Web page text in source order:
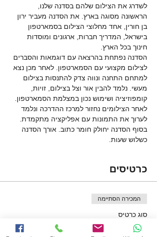
לשדרג את הצילום שלהם בסדנה שלנו,
הראשונה מסוגה בארץ. את הסדנה מעביר ירון
בן חורין, אחד מחלוצי הצילום בסמארטפון
בישראל, המדריך חברות, ארגונים ומוסדות
חינוך בכל הארץ.
הסדנה נפתחת בהרצאה עם דוגמאות והסברים
לצילום מקצועי עם הסמארטפון. לאחר מכן נצא
למתחם התחנה ונווה צדק להתנסות בצילום
מעשי. נלמד להבין אור וצל בצילום, זויות,
קומפוזיציה ושימוש נכון במצלמת הסמארטפון.
לאחר הצילומים נחזור למרכז ההדרכה ונלמד
לערוך את התמונות עם אפליקציה מתקמדת.
בסוף הסדנה יחולק חומר כתוב. אורך הסדנה
כשלוש שעות.
כרטיסים
המכירה הסתיימה
סוג כרטיס
סדנת צילום בסמארטפון - בוגר